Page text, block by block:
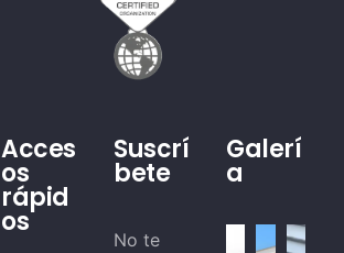
Acces
os
rápid
os
Suscrí
bete
No te
Galerí
a